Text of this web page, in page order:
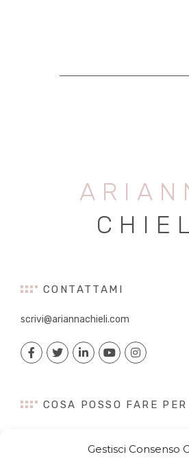
Gestisci Consenso
CONTATTAMI
scrivi@ariannachieli.com
COSA POSSO FARE
Content Creation